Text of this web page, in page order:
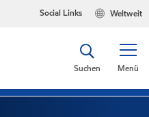
Weltweit
Social Links
Menü
Suchen